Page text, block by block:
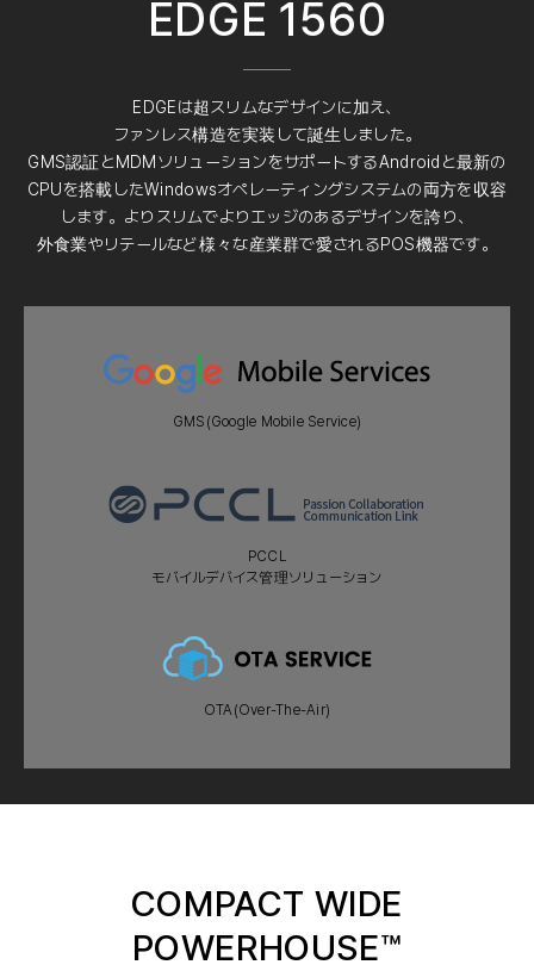
EDGE 1560
EDGEは超スリムなデザインに加え、
ファンレス構造を実装して誕生しました。
GMS認証とMDMソリューションをサポートするAndroidと最新の
CPUを搭載したWindowsオペレーティングシステムの両方を収容
します。よりスリムでよりエッジのあるデザインを誇り、
外食業やリテールなど様々な産業群で愛されるPOS機器です。
GMS(Google Mobile Service)
PCCL
モバイルデバイス管理ソリューション
OTA(Over-The-Air)
COMPACT WIDE
POWERHOUSE™